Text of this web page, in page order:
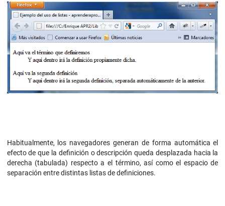
Habitualmente, los navegadores generan de forma automática el
efecto de que la definición o descripción queda desplazada hacia la
derecha (tabulada) respecto a el término, así como el espacio de
separación entre distintas listas de definiciones.